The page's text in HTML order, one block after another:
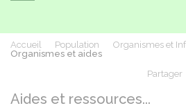
Accueil Population
Organismes et
Organismes et aides
Partager
Aides et ressources...